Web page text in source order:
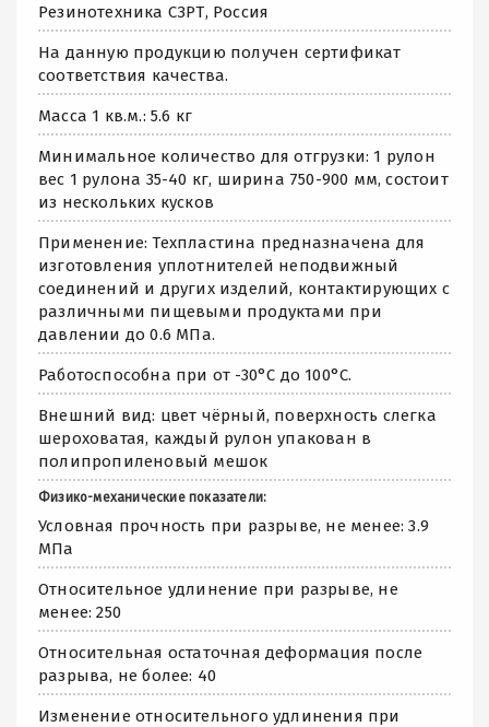
Резинотехника СЗРТ, Россия
На данную продукцию получен сертификат
соответствия качества.
Масса 1 кв.м.: 5.6 кг
Минимальное количество для отгрузки: 1 рулон
вес 1 рулона 35-40 кг, ширина 750-900 мм, состоит
из нескольких кусков
Применение: Техпластина предназначена для
изготовления уплотнителей неподвижный
соединений и других изделий, контактирующих с
различными пищевыми продуктами при
давлении до 0.6 МПа.
Работоспособна при от -30°С до 100°С.
Внешний вид: цвет чёрный, поверхность слегка
шероховатая, каждый рулон упакован в
полипропиленовый мешок
Физико-механические показатели:
Условная прочность при разрыве, не менее: 3.9
МПа
Относительное удлинение при разрыве, не
менее: 250
Относительная остаточная деформация после
разрыва, не более: 40
Изменение относительного удлинения при